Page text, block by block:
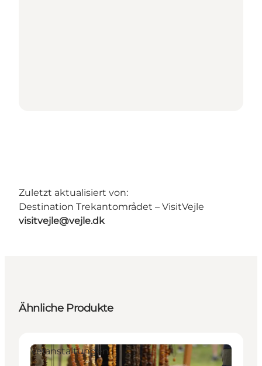
Zuletzt aktualisiert von:
Destination Trekantområdet – VisitVejle
visitvejle@vejle.dk
Ähnliche Produkte
Veranstaltungen